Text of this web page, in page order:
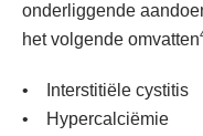
onderliggende
het volgende omvatten
• Interstitiële cystitis
• Hypercalciëmie